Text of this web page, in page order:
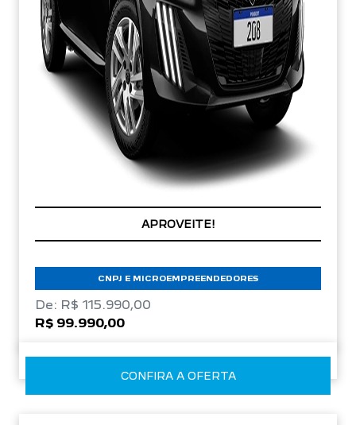
APROVEITE!
CNPJ E MICROEMPREENDEDORES
De: R$ 115.990,00
R$ 99.990,00
CONFIRA A OFERTA